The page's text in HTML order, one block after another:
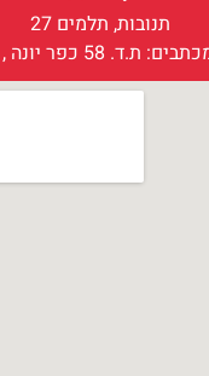
תנובות, תלמים 27
58 כפר יונה , 4035001